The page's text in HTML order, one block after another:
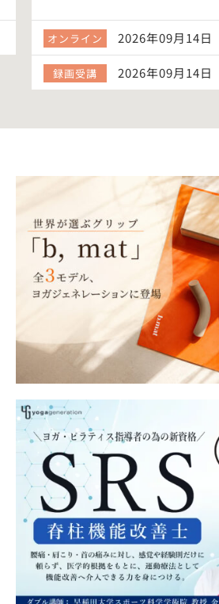
オンライン 2026年09月14日
録画受講 2026年09月14日